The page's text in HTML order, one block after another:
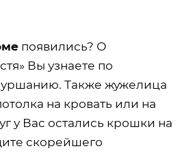
появились? О
Вы узнаете по
Также жужелица
на кровать или на
у Вас остались крошки на
скорейшего